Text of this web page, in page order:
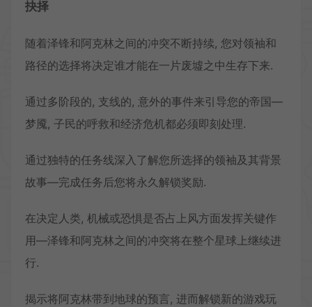
抉择
随着泽锋和阿克林之间的冲突不断持续, 您对领袖和
路径的选择将决定谁才能在一片废墟之中生存下来.
通过多阶段的, 支线的, 意外的事件来引导您的帝国—
梦魇, 子民的呼救和经济危机都必须即刻处理.
通过独特的任务线深入了解您所选择的领袖及其背景
故事—完成任务后您将永久解锁奖励.
在决定人类, 机械或恐惧是否占上风方面发挥关键作
用—泽锋和阿克林之间的冲突将在整个星球上继续进
行.
揭示将阿克林带到地球的预言, 进而解锁新的游戏玩